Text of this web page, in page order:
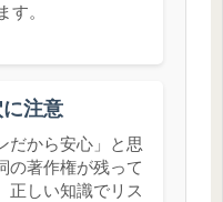
す。
注意
だから安心」と思
の著作権が残って
正しい知識でリス